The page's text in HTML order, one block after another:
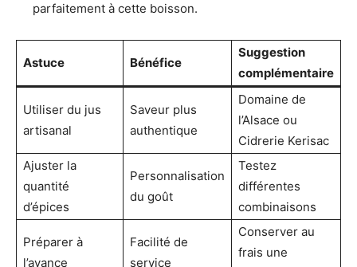
parfaitement à cette boisson.
Astuce Bénéfice
Suggestion
complémentaire
Utiliser du jus
artisanal
Saveur plus
authentique
Domaine de
l’Alsace ou
Cidrerie Kerisac
Ajuster la
quantité
d’épices
Personnalisation
du goût
Testez
différentes
combinaisons
Préparer à
l’avance
Facilité de
service
Conserver au
frais une